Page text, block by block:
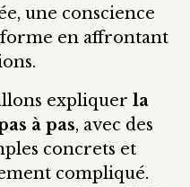
une conscience
en affrontant
expliquer la
à pas, avec des
concrets et
compliqué.